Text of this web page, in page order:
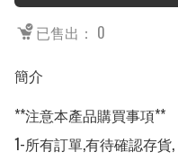
已售出： 0
簡介
**注意本產品購買事項**
1-所有訂單,有待確認存貨